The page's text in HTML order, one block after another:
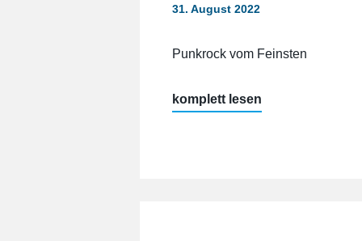
Array“
31. August 2022
Punkrock vom Feinsten
„SBÄM
komplett lesen